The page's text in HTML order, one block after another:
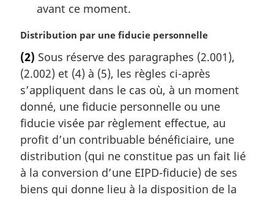
avant ce moment.
N
t
e
m
a
g
i
n
a
l
e
Distribution par une fiducie personnelle
(2) Sous réserve des paragraphes (2.001),
(2.002) et (4) à (5), les règles ci-après
s’appliquent dans le cas où, à un moment
donné, une fiducie personnelle ou une
fiducie visée par règlement effectue, au
profit d’un contribuable bénéficiaire, une
distribution (qui ne constitue pas un fait lié
à la conversion d’une EIPD-fiducie) de ses
biens qui donne lieu à la disposition de la